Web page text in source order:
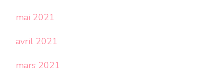
mai 2021
avril 2021
mars 2021